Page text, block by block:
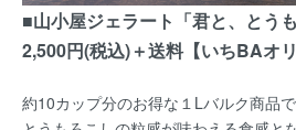
■山小屋ジェラート「君と、とう
2,500円(税込)＋送料【いちBAオ
約10カップ分のお得な１Lバルク商品で